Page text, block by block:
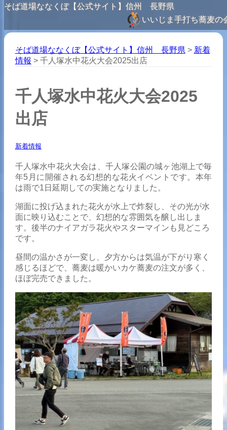
そば道場ななくぼ【公式サイト】信州 長野県
いいじま手打ち蕎麦の
そば道場ななくぼ【公式サイト】信州 長野県 > 新着
情報 > 千人塚水中花火大会2025出店
千人塚水中花火大会2025
出店
新着情報
千人塚水中花火大会は、千人塚公園の城ヶ池湖上で毎
年5月に開催される幻想的な花火イベントです。本年
は雨で1日延期しての実施となりました。
湖面に投げ込まれた花火が水上で炸裂し、その光が水
面に映り込むことで、幻想的な雰囲気を醸し出しま
す。後半のナイアガラ花火やスターマインも見どころ
です。
昼間の温かさが一変し、夕方からは気温が下がり寒く
感じるほどで、蕎麦は暖かいカケ蕎麦の注文が多く、
ほぼ完売できました。